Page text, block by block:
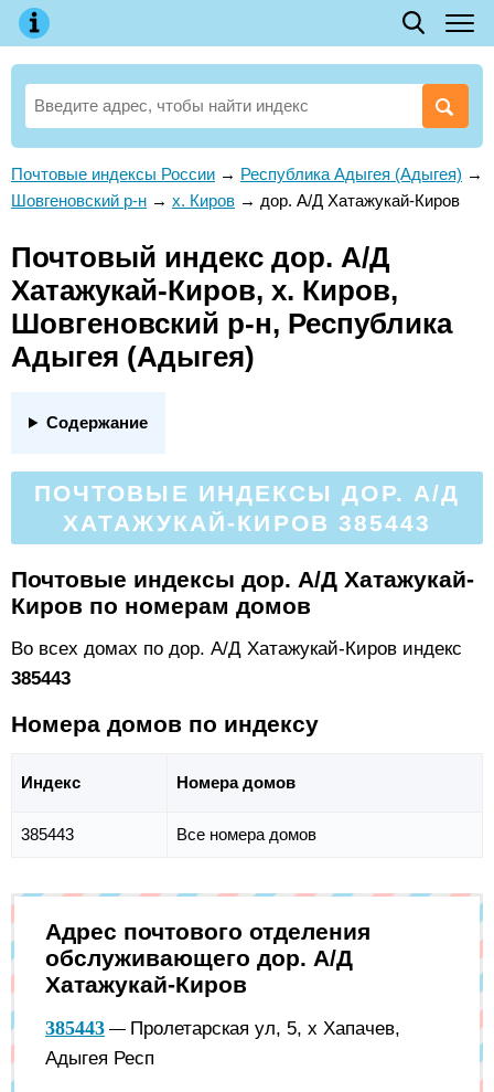
Почтовые индексы России → Республика Адыгея (Адыгея) →
Шовгеновский р-н → х. Киров → дор. А/Д Хатажукай-Киров
Почтовый индекс дор. А/Д
Хатажукай-Киров, х. Киров,
Шовгеновский р-н, Республика
Адыгея (Адыгея)
Содержание
ПОЧТОВЫЕ ИНДЕКСЫ ДОР. А/Д
ХАТАЖУКАЙ-КИРОВ 385443
Почтовые индексы дор. А/Д Хатажукай-
Киров по номерам домов
Во всех домах по дор. А/Д Хатажукай-Киров индекс
385443
Номера домов по индексу
Индекс Номера домов
385443 Все номера домов
Адрес почтового отделения
обслуживающего дор. А/Д
Хатажукай-Киров
385443 — Пролетарская ул, 5, х Хапачев,
Адыгея Респ